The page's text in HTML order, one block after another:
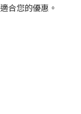
合您的優惠。